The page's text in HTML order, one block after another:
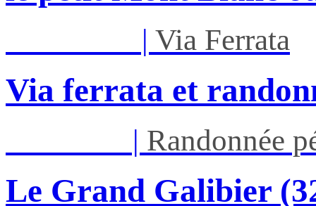
| Via Ferrata
Via ferrata et
| Randonnée
Le Grand Galibier